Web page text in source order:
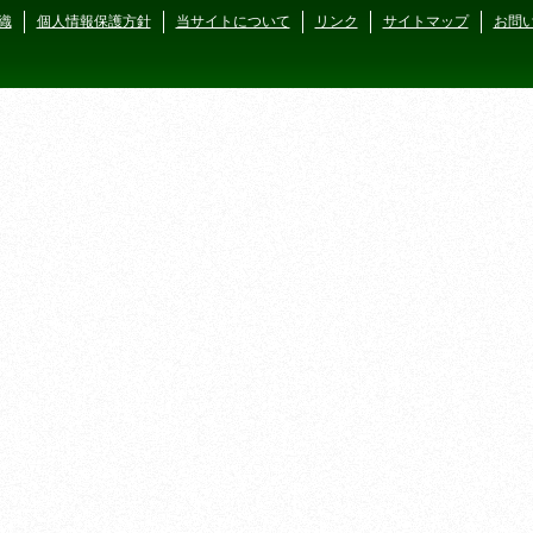
個人情報保護方針 当サイトについて リンク サイトマップ お問